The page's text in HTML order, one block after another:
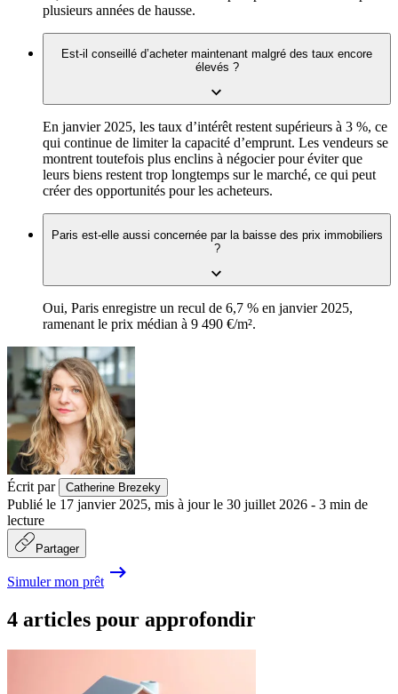
plusieurs années de hausse.
Est-il conseillé d’acheter maintenant malgré des taux encore
élevés ?
En janvier 2025, les taux d’intérêt restent supérieurs à 3 %, ce
qui continue de limiter la capacité d’emprunt. Les vendeurs se
montrent toutefois plus enclins à négocier pour éviter que
leurs biens restent trop longtemps sur le marché, ce qui peut
créer des opportunités pour les acheteurs.
Paris est-elle aussi concernée par la baisse des prix immobiliers
?
Oui, Paris enregistre un recul de 6,7 % en janvier 2025,
ramenant le prix médian à 9 490 €/m².
Écrit par Catherine Brezeky
Publié le 17 janvier 2025, mis à jour le 30 juillet 2026 - 3 min de
lecture
Partager
Simuler mon prêt
4 articles pour approfondir